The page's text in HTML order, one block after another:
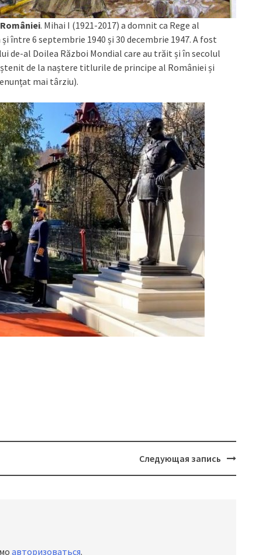
. Mihai I (1921-2017) a domnit ca Rege al
între 6 septembrie 1940 și 30 decembrie 1947. A fost
de-al Doilea Război Mondial care au trăit și în secolul
de la naștere titlurile de principe al României și
mai târziu).
Следующая запись
авторизоваться.